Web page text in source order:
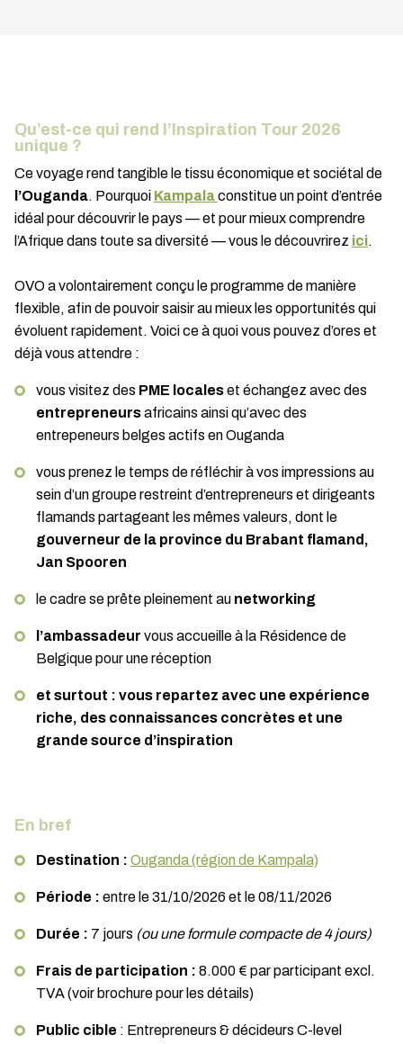
Qu’est-ce qui rend l’Inspiration Tour 2026
unique ?
Ce voyage rend tangible le tissu économique et sociétal de
l’Ouganda. Pourquoi Kampalaconstitue un point d’entrée
idéal pour découvrir le pays — et pour mieux comprendre
l’Afrique dans toute sa diversité — vous le découvrirez ici.
OVO a volontairement conçu le programme de manière
flexible, afin de pouvoir saisir au mieux les opportunités qui
évoluent rapidement. Voici ce à quoi vous pouvez d’ores et
déjà vous attendre :
vous visitez des PME localeset échangez avec des
entrepreneursafricains ainsi qu’avec des
entrepeneurs belges actifs en Ouganda
vous prenez le temps de réfléchir à vos impressions au
sein d’un groupe restreint d’entrepreneurs et dirigeants
flamands partageant les mêmes valeurs, dont le
gouverneur de la province du Brabant flamand,
Jan Spooren
le cadre se prête pleinement au networking
l’ambassadeur vous accueille à la Résidence de
Belgique pour une réception
et surtout : vous repartez avec une expérience
riche, des connaissances concrètes et une
grande source d’inspiration
En bref
Destination : Ouganda (région de Kampala)
Période : entre le 31/10/2026 et le 08/11/2026
Durée : 7 jours (ou une formule compacte de 4 jours)
Frais de participation : 8.000 € par participant excl.
TVA (voir brochure pour les détails)
Public cible : Entrepreneurs & décideurs C-level